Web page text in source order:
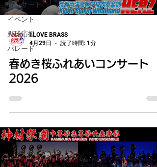
コンサート
イベント
野球応援
パレード
I LOVE BRASS
4月29日
読了時間: 1分
春めき桜ふれあいコンサート
2026